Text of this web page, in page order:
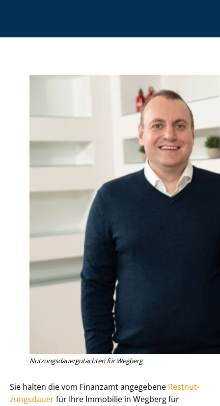
Nut­zungs­dau­er­gut­ach­ten für Wegberg
Sie halten die vom Finanzamt angegebene Rest­nut­
zungs­dau­erfür Ihre Immobilie in Wegberg für